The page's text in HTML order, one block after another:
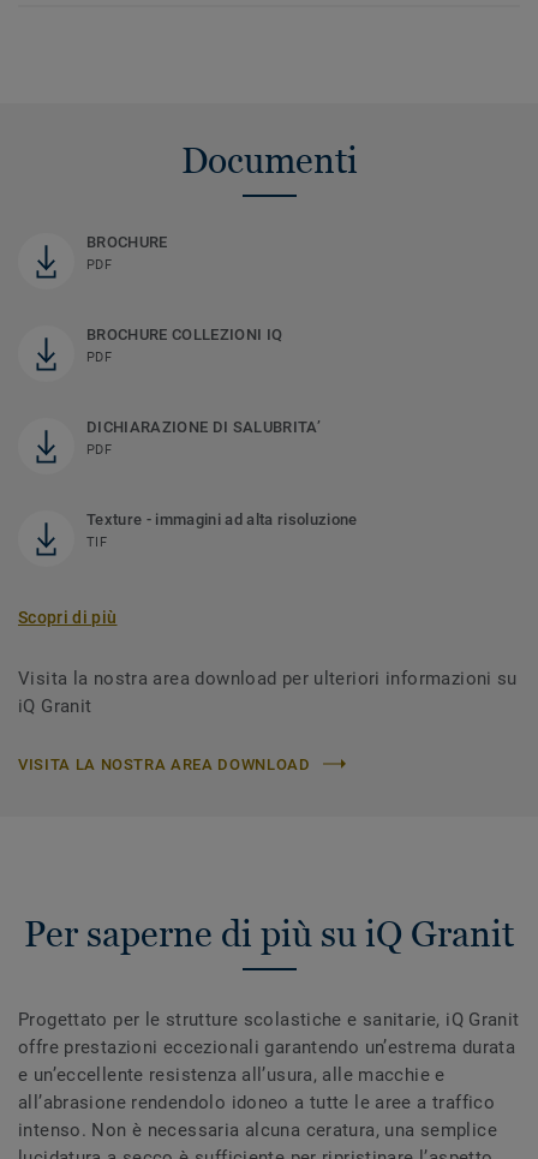
Documenti
BROCHURE
PDF
BROCHURE COLLEZIONI IQ
PDF
DICHIARAZIONE DI SALUBRITA’
PDF
Texture - immagini ad alta risoluzione
TIF
Scopri di più
Visita la nostra area download per ulteriori informazioni su
iQ Granit
VISITA LA NOSTRA AREA DOWNLOAD
Per saperne di più su iQ Granit
Progettato per le strutture scolastiche e sanitarie, iQ Granit
offre prestazioni eccezionali garantendo un’estrema durata
e un’eccellente resistenza all’usura, alle macchie e
all’abrasione rendendolo idoneo a tutte le aree a traffico
intenso. Non è necessaria alcuna ceratura, una semplice